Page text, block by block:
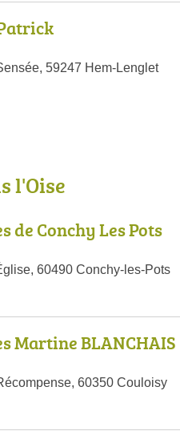
59247 Hem-Lenglet
l'Oise
de Conchy Les Pots
60490 Conchy-les-Pots
Martine BLANCHAIS
60350 Couloisy